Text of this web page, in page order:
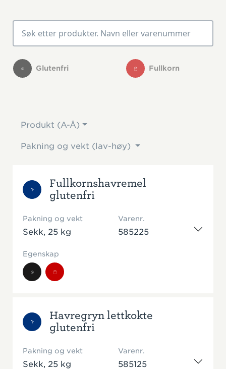
Glutenfri Fullkorn
Produkt (A-Å)
Pakning og vekt (lav-høy)
Fullkornshavremel
glutenfri
Pakning og vekt
Sekk, 25 kg
Varenr.
585225
Egenskap
Havregryn lettkokte
glutenfri
Pakning og vekt
Sekk, 25 kg
Varenr.
585125